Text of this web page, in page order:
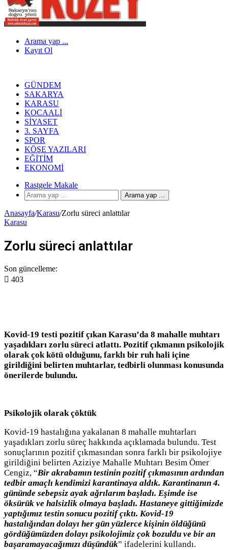
Arama yap ...
Kayıt Ol
GÜNDEM
SAKARYA
KARASU
KOCAALI
SIYASET
3. SAYFA
SPOR
KÖŞE YAZILARI
EĞITIM
EKONOMI
Rastgele Makale
Arama yap ...
Anasayfa/Karasu/Zorlu süreci anlattılar
Karasu
Zorlu süreci anlattılar
Son güncelleme:
403
Kovid-19 testi pozitif çıkan Karasu’da 8 mahalle muhtarı
yaşadıkları zorlu süreci atlattı. Pozitif çıkmanın psikolojik
olarak çok kötü olduğunu, farklı bir ruh hali içine
girildiğini belirten muhtarlar, tedbirli olunması konusunda
önerilerde bulundu.
Psikolojik olarak çöktük
Kovid-19 hastalığına yakalanan 8 mahalle muhtarları
yaşadıkları zorlu süreç hakkında açıklamada bulundu. Test
sonuçlarının pozitif çıkmasından sonra farklı bir psikolojiye
girildiğini belirten Aziziye Mahalle Muhtarı Besim Ömer
Cengiz, “Bir akrabamın testinin pozitif çıkmasının ardından
tedbir amaçlı kendimizi karantinaya aldık. Karantinanın 4.
gününde sebepsiz ayak ağrılarım başladı. Eşimde ise
öksürük ve halsizlik olmaya başladı. Hastaneye gittiğimizde
yaptığımız testin sonucu pozitif çıktı. Kovid-19
hastalığından dolayı her gün yüzlerce kişinin öldüğünü
gördüğümüzden dolayı psikolojimiz çok bozuldu ve bir an
başaramayacağımızı düşündük” ifadelerini kullandı.